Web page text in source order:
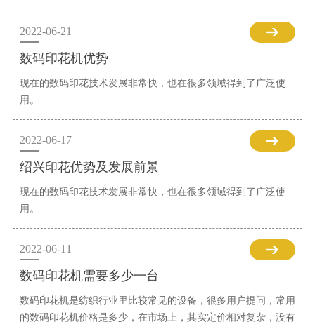
2022-06-21
数码印花机优势
现在的数码印花技术发展非常快，也在很多领域得到了广泛使
用。
2022-06-17
绍兴印花优势及发展前景
现在的数码印花技术发展非常快，也在很多领域得到了广泛使
用。
2022-06-11
数码印花机需要多少一台
数码印花机是纺织行业里比较常见的设备，很多用户提问，常用
的数码印花机价格是多少，在市场上，其实定价相对复杂，没有